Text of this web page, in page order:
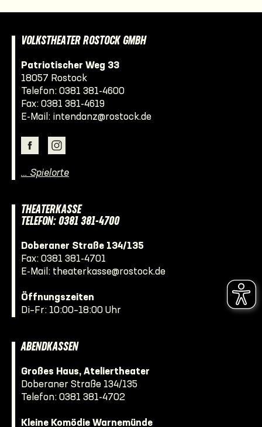
VOLKSTHEATER ROSTOCK GMBH
Patriotischer Weg 33
18057 Rostock
Telefon: 0381 381-4600
Fax: 0381 381-4619
E-Mail: intendanz@rostock.de
… Spielorte
THEATERKASSE
TELEFON: 0381 381-4700
Doberaner Straße 134/135
Fax: 0381 381-4701
E-Mail: theaterkasse@rostock.de
Öffnungszeiten
Di–Fr: 10:00–18:00 Uhr
ABENDKASSEN
Großes Haus, Ateliertheater
Doberaner Straße 134/135
Telefon: 0381 381-4702
Kleine Komödie Warnemünde